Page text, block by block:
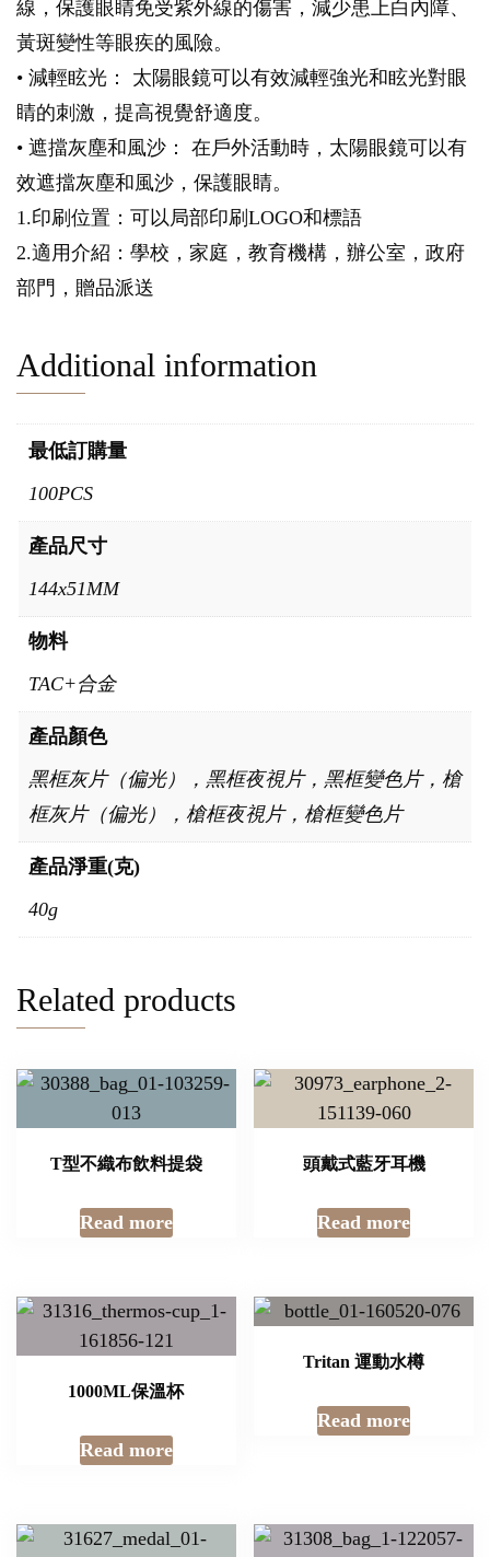
線，保護眼睛免受紫外線的傷害，減少患上白內障、
黃斑變性等眼疾的風險。
• 減輕眩光： 太陽眼鏡可以有效減輕強光和眩光對眼
睛的刺激，提高視覺舒適度。
• 遮擋灰塵和風沙： 在戶外活動時，太陽眼鏡可以有
效遮擋灰塵和風沙，保護眼睛。
1.印刷位置：可以局部印刷LOGO和標語
2.適用介紹：學校，家庭，教育機構，辦公室，政府
部門，贈品派送
Additional information
最低訂購量
100PCS
產品尺寸
144x51MM
物料
TAC+合金
產品顏色
黑框灰片（偏光），黑框夜視片，黑框變色片，槍
框灰片（偏光），槍框夜視片，槍框變色片
產品淨重(克)
40g
Related products
T型不織布飲料提袋
Read more
頭戴式藍牙耳機
Read more
1000ML保溫杯
Read more
Tritan 運動水樽
Read more